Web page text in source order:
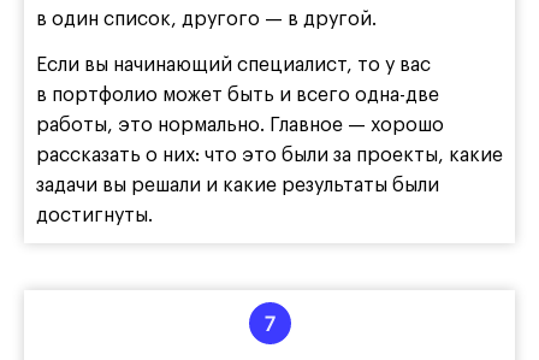
в один список, другого — в другой.
Если вы начинающий специалист, то у вас
в портфолио может быть и всего одна-две
работы, это нормально. Главное — хорошо
рассказать о них: что это были за проекты, какие
задачи вы решали и какие результаты были
достигнуты.